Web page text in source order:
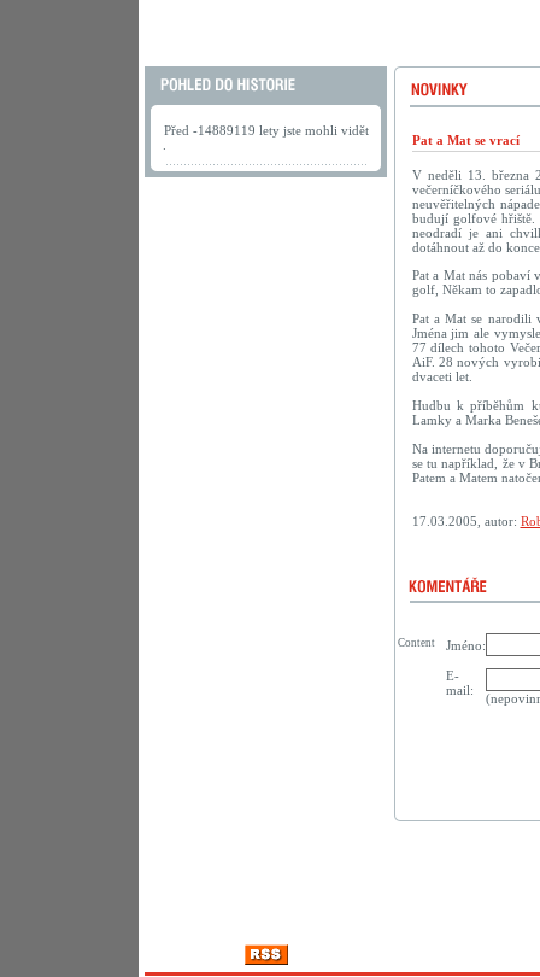
Před -14889119 lety jste mohli vidět
Pat a Mat se vrací
V neděli 13. března
večerníčkového
neuvěřitelných
budují golfové hřiště.
neodradí je ani
dotáhnout až do
Pat a Mat nás pobaví
golf, Někam to
Pat a Mat se narodili
Jména jim ale
77 dílech tohoto
AiF. 28 nových
dvaceti let.
Hudbu k příběhům
Lamky a Marka
Na internetu
se tu například, že v
Patem a Matem
17.03.2005, autor:
Jméno:
E-
mail:
Content